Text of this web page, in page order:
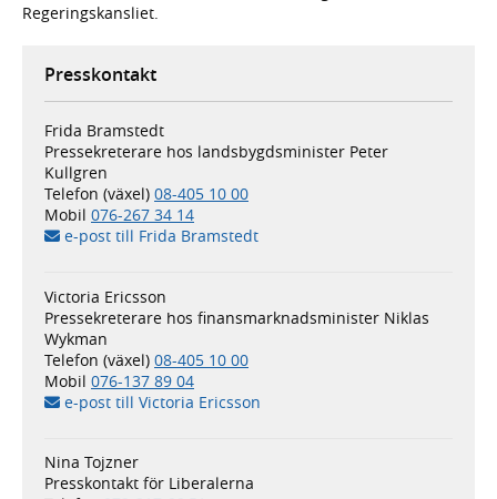
Regeringskansliet.
Presskontakt
Frida Bramstedt
Pressekreterare hos landsbygdsminister Peter
Kullgren
Telefon (växel) 08-405 10 00
Mobil 076-267 34 14
e-post till Frida Bramstedt
Victoria Ericsson
Pressekreterare hos finansmarknadsminister Niklas
Wykman
Telefon (växel) 08-405 10 00
Mobil 076-137 89 04
e-post till Victoria Ericsson
Nina Tojzner
Presskontakt för Liberalerna